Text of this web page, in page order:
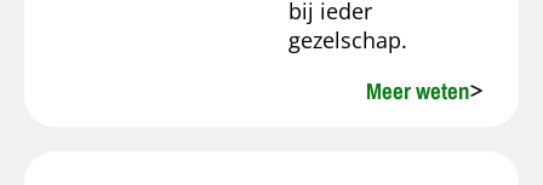
bij ieder
gezelschap.
Meer weten